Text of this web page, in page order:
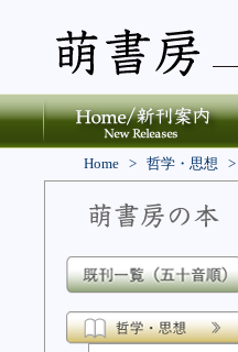
Home > 哲学・思想 >